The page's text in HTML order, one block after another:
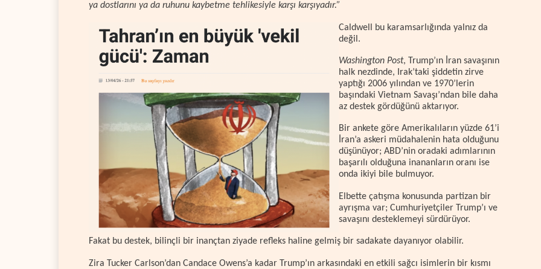
ya dostlarını ya da ruhunu kaybetme tehlikesiyle karşı karşıyadır.”
Caldwell bu karamsarlığında yalnız da
değil.
Washington Post, Trump’ın İran savaşının
halk nezdinde, Irak’taki şiddetin zirve
yaptığı 2006 yılından ve 1970’lerin
başındaki Vietnam Savaşı’ndan bile daha
az destek gördüğünü aktarıyor.
Bir ankete göre Amerikalıların yüzde 61’i
İran’a askeri müdahalenin hata olduğunu
düşünüyor; ABD’nin oradaki adımlarının
başarılı olduğuna inananların oranı ise
onda ikiyi bile bulmuyor.
Elbette çatışma konusunda partizan bir
ayrışma var; Cumhuriyetçiler Trump’ı ve
savaşını desteklemeyi sürdürüyor.
Fakat bu destek, bilinçli bir inançtan ziyade refleks haline gelmiş bir sadakate dayanıyor olabilir.
Zira Tucker Carlson’dan Candace Owens’a kadar Trump’ın arkasındaki en etkili sağcı isimlerin bir kısmı